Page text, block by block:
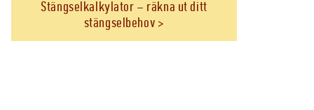
Stängselkalkylator – räkna ut ditt
stängselbehov